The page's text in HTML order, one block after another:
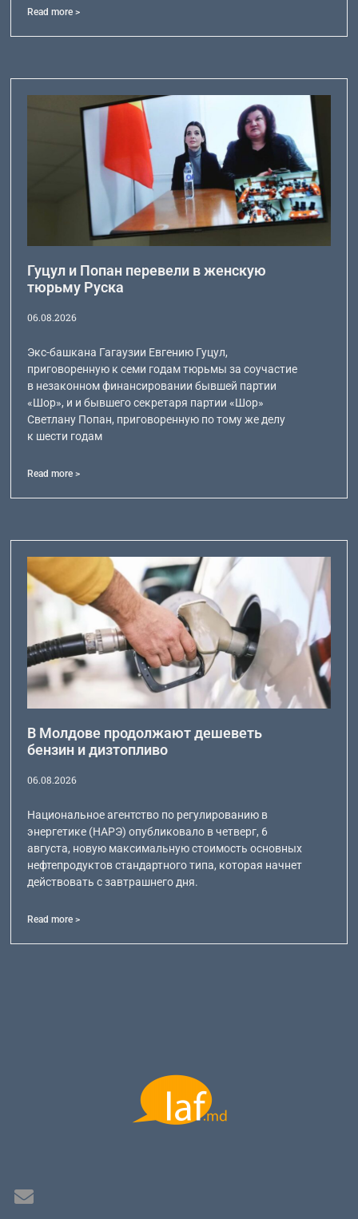
Read more >
Гуцул и Попан перевели в женскую
тюрьму Руска
06.08.2026
Экс-башкана Гагаузии Евгению Гуцул,
приговоренную к семи годам тюрьмы за соучастие
в незаконном финансировании бывшей партии
«Шор», и и бывшего секретаря партии «Шор»
Светлану Попан, приговоренную по тому же делу
к шести годам
Read more >
В Молдове продолжают дешеветь
бензин и дизтопливо
06.08.2026
Национальное агентство по регулированию в
энергетике (НАРЭ) опубликовало в четверг, 6
августа, новую максимальную стоимость основных
нефтепродуктов стандартного типа, которая начнет
действовать с завтрашнего дня.
Read more >